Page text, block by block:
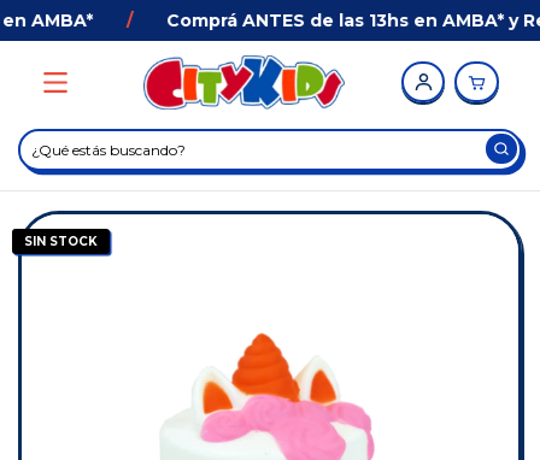
AMBA* Comprá ANTES de las 13hs en AMBA* y
SIN STOCK